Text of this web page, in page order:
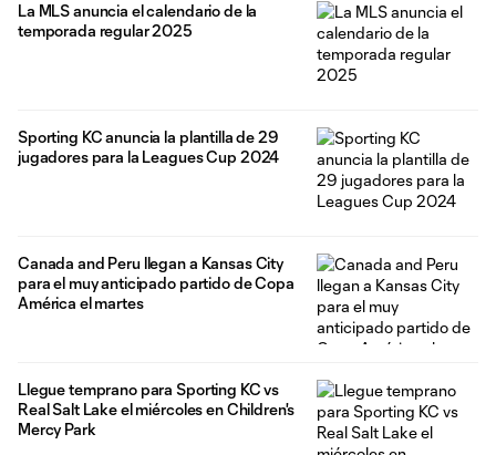
La MLS anuncia el calendario de la
temporada regular 2025
Sporting KC anuncia la plantilla de 29
jugadores para la Leagues Cup 2024
Canada and Peru llegan a Kansas City
para el muy anticipado partido de Copa
América el martes
Llegue temprano para Sporting KC vs
Real Salt Lake el miércoles en Children's
Mercy Park